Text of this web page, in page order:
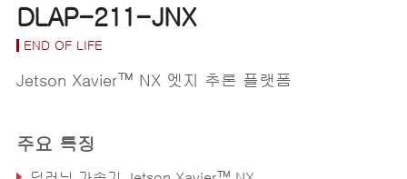
DLAP-211-JNX
END OF LIFE
Jetson Xavier™ NX 엣지 추론 플랫폼
주요 특징